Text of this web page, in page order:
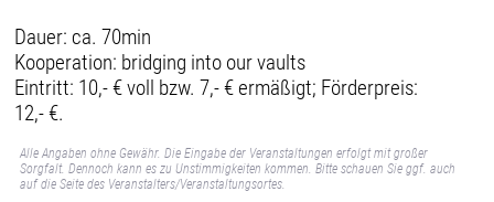
Dauer: ca. 70min
Kooperation: bridging into our vaults
Eintritt: 10,- € voll bzw. 7,- € ermäßigt; Förderpreis:
12,- €.
Alle Angaben ohne Gewähr. Die Eingabe der Veranstaltungen erfolgt mit großer
Sorgfalt. Dennoch kann es zu Unstimmigkeiten kommen. Bitte schauen Sie ggf. auch
auf die Seite des Veranstalters/Veranstaltungsortes.